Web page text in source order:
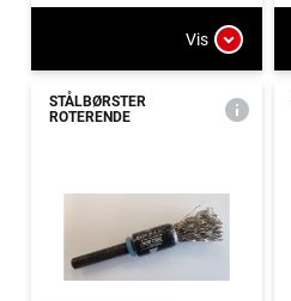
Vis
STÅLBØRSTER
ROTERENDE